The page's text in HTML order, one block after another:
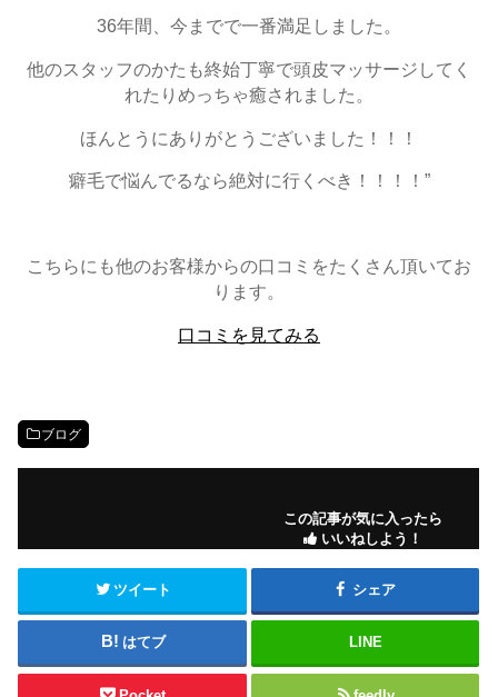
36年間、今までで一番満足しました。
他のスタッフのかたも終始丁寧で頭皮マッサージしてく
れたりめっちゃ癒されました。
ほんとうにありがとうございました！！！
癖毛で悩んでるなら絶対に行くべき！！！！”
こちらにも他のお客様からの口コミをたくさん頂いてお
ります。
口コミを見てみる
ブログ
この記事が気に入ったら
いいねしよう！
ツイート シェア
はてブ LINE